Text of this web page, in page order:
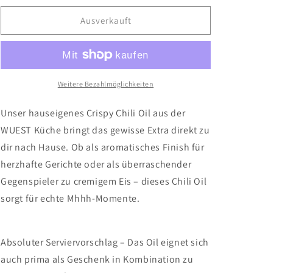
Menge
Crispy
Menge
für
Crispy
Chili
Oil
Ausverkauft
Weitere Bezahlmöglichkeiten
Unser hauseigenes Crispy Chili Oil aus der
WUEST Küche bringt das gewisse Extra direkt zu
dir nach Hause. Ob als aromatisches Finish für
herzhafte Gerichte oder als überraschender
Gegenspieler zu cremigem Eis – dieses Chili Oil
sorgt für echte Mhhh-Momente.
Absoluter Serviervorschlag – Das Oil eignet sich
auch prima als Geschenk in Kombination zu